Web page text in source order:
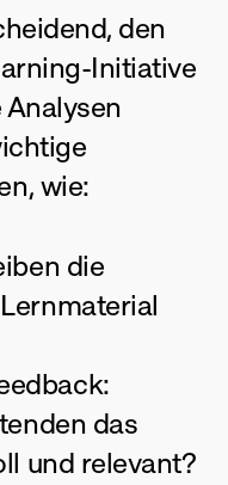
den
Initiative
wie:
die
das
und relevant?